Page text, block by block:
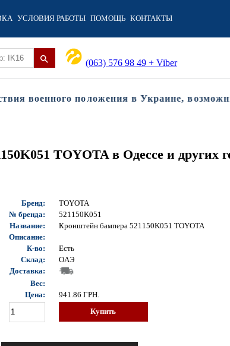
УСЛОВИЯ РАБОТЫ ПОМОЩЬ КОНТАКТЫ
(063) 576 98 49 + Viber
военного положения в Украине, возможны
TOYOTA в Одессе и других
Бренд:
TOYOTA
№ бренда:
521150K051
Название:
Кронштейн бампера 521150K051 TOYOTA
Описание:
К-во:
Есть
Склад:
OAЭ
Доставка:
Вес:
Цена:
941.86 ГРН.
Купить